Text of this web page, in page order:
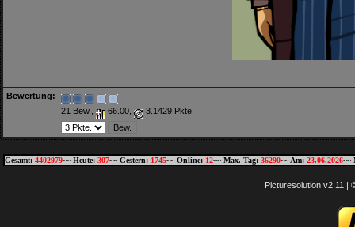
Bewertung:
21 Bew.,
66.00, 3.1429 Pkte.
Gesamt: 4402979~~ Heute: 307~~ Gestern: 1745~~ Online: 12~~ Max. Tag: 36290~~ Am: 23.06.2026~~
Picturesolution v2.11 |